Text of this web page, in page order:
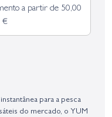
a partir de 50,00
€
no Regulamento
para a pesca
do mercado, o YUM